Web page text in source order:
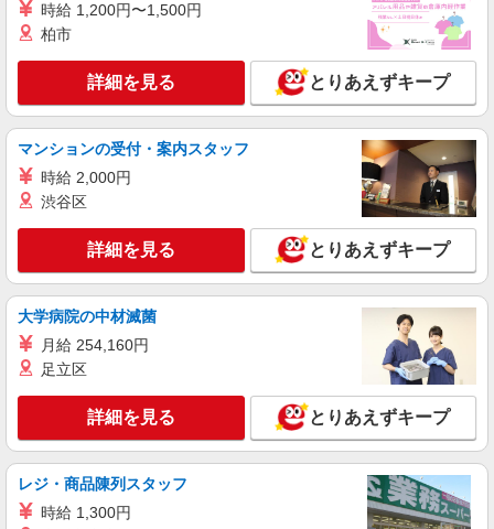
+゜ 入社祝い金10万円支給(規定有) お友達を紹介
頂くと, インセンティブ支給(規定有) ★月2回払
い・週払い可能（規程有）★ ゜・。○。・゜
+゜・。○。・゜+゜
島根県松江市のsoftbankショップ
詳細を見る
紹介予定派遣
株式会社シエロ
時給1400円〜 ※残業代支給 ★交通費別途支給
+゜ 入社祝い金10万円支給(規定有) お友達を紹介
頂くと, インセンティブ支給(規定有) ★月2回払
い・週払い可能（規程有）★ ゜・。○。・゜
島根県松江市のdocomoショップ
キープ 詳細を見る
派遣社員
株式会社シエロ
時給1400円〜 ※残業代支給 ★交通費別途支給
+゜ 入社祝い金10万円支給(規定有) お友達を紹介
頂くと, インセンティブ支給(規定有) ★月2回払
い・週払い可能（規程有）★ ゜・。○。・゜
島根県松江市のsoftbankショップ
キープ 詳細を見る
時給 1,200円〜1,500円
柏市
詳細を見る とりあえずキープ
マンションの受付・案内スタッフ
時給 2,000円
渋谷区
詳細を見る とりあえずキープ
大学病院の中材滅菌
月給 254,160円
足立区
詳細を見る とりあえずキープ
レジ・商品陳列スタッフ
時給 1,300円